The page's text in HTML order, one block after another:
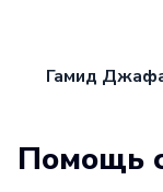
Гамид
Помощь